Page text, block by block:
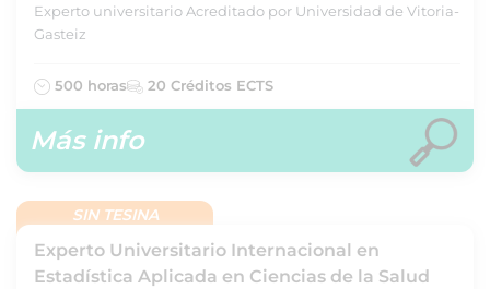
Experto universitario Acreditado por Universidad de Vitoria-
Gasteiz
500 horas 20 Créditos ECTS
Más info
SIN TESINA
Experto Universitario Internacional en
Estadística Aplicada en Ciencias de la Salud